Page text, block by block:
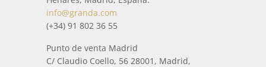
info@granda.com
(+34) 91 802 36 55
Punto de venta Madrid
C/ Claudio Coello, 56 28001, Madrid,